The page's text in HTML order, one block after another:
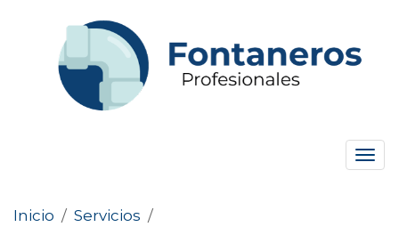
Inicio / Servicios /